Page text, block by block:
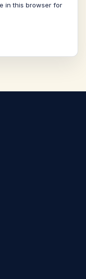
in this browser for